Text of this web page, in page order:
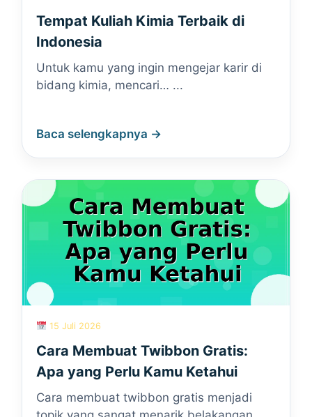
Tempat Kuliah Kimia Terbaik di
Indonesia
Untuk kamu yang ingin mengejar karir di
bidang kimia, mencari… ...
Baca selengkapnya →
15 Juli 2026
Cara Membuat Twibbon Gratis:
Apa yang Perlu Kamu Ketahui
Cara membuat twibbon gratis menjadi